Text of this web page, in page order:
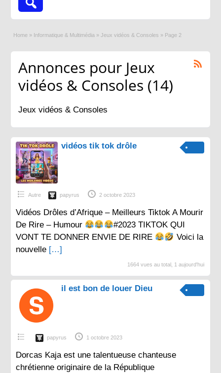
Home » Informatique & Multimédia » Jeux vidéos & Consoles » Page 2
Annonces pour Jeux
vidéos & Consoles (14)
Jeux vidéos & Consoles
vidéos tik tok drôle
Autre papyrus 2 octobre 2023
Vidéos Drôles d’Afrique – Meilleurs Tiktok A Mourir
De Rire – Humour
#2023 TIKTOK QUI
VONT TE DONNER ENVIE DE RIRE
Voici la
nouvelle […]
1664 vues au total, 1 aujourd'hui
il est bon de louer Dieu
papyrus 1 octobre 2023
Dorcas Kaja est une talentueuse chanteuse
chrétienne originaire de la République